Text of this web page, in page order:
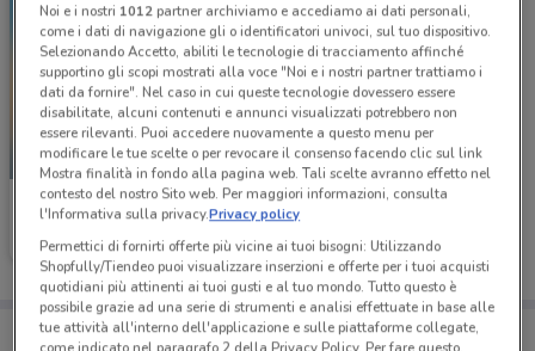
-2 GIORNI
McDonald's
Scade domenica 1.7 km
Porta DoveConviene sempre con te!
Noi e i nostri 1012partner archiviamo e accediamo ai dati personali,
come i dati di navigazione gli o identificatori univoci, sul tuo dispositivo.
Selezionando Accetto, abiliti le tecnologie di tracciamento affinché
supportino gli scopi mostrati alla voce "Noi e i nostri partner trattiamo i
dati da fornire". Nel caso in cui queste tecnologie dovessero essere
disabilitate, alcuni contenuti e annunci visualizzati potrebbero non
essere rilevanti. Puoi accedere nuovamente a questo menu per
modificare le tue scelte o per revocare il consenso facendo clic sul link
Mostra finalità in fondo alla pagina web. Tali scelte avranno effetto nel
contesto del nostro Sito web. Per maggiori informazioni, consulta
l'Informativa sulla privacy.Privacy policy
Permettici di fornirti offerte più vicine ai tuoi bisogni: Utilizzando
Shopfully/Tiendeo puoi visualizzare inserzioni e offerte per i tuoi acquisti
quotidiani più attinenti ai tuoi gusti e al tuo mondo. Tutto questo è
possibile grazie ad una serie di strumenti e analisi effettuate in base alle
tue attività all'interno dell'applicazione e sulle piattaforme collegate,